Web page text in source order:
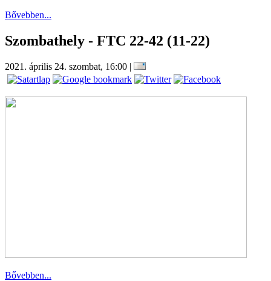
Bővebben...
Szombathely - FTC 22-42 (11-22)
2021. április 24. szombat, 16:00 |
Bővebben...